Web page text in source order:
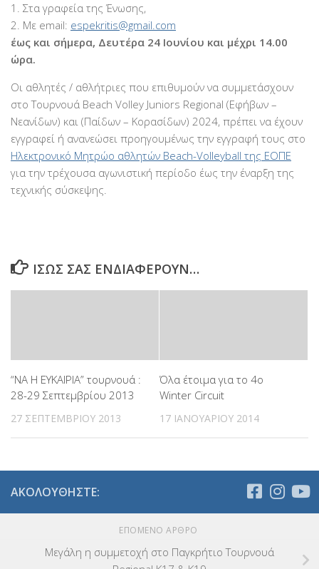
1. Στα γραφεία της Ένωσης,
2. Με email: espekritis@gmail.com
έως και σήμερα, Δευτέρα 24 Ιουνίου και μέχρι 14.00
ώρα.
Οι αθλητές / αθλήτριες που επιθυμούν να συμμετάσχουν
στο Τουρνουά Beach Volley Juniors Regional (Εφήβων –
Νεανίδων) και (Παίδων – Κορασίδων) 2024, πρέπει να έχουν
εγγραφεί ή ανανεώσει προηγουμένως την εγγραφή τους στο
Ηλεκτρονικό Μητρώο αθλητών Beach-Volleyball της ΕΟΠΕ
για την τρέχουσα αγωνιστική περίοδο έως την έναρξη της
τεχνικής σύσκεψης.
ΊΣΩΣ ΣΑΣ ΕΝΔΙΑΦΈΡΟΥΝ…
“ΝΑ Η ΕΥΚΑΙΡΙΑ” τουρνουά :
28-29 Σεπτεμβρίου 2013
27 ΣΕΠΤΕΜΒΡΊΟΥ 2013
Όλα έτοιμα για το 4ο
Winter Circuit
17 ΙΑΝΟΥΑΡΊΟΥ 2014
ΑΚΟΛΟΥΘΉΣΤΕ:
ΕΠΌΜΕΝΟ ΆΡΘΡΟ
Μεγάλη η συμμετοχή στο Παγκρήτιο Τουρνουά